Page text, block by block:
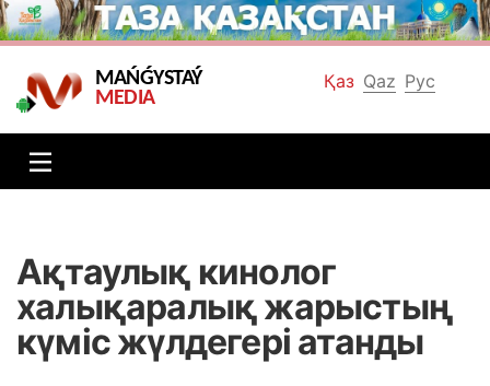
Қаз Qaz Рус
MAŃǴYSTAÝ
MEDIA
Ақтаулық кинолог
халықаралық жарыстың
күміс жүлдегері атанды